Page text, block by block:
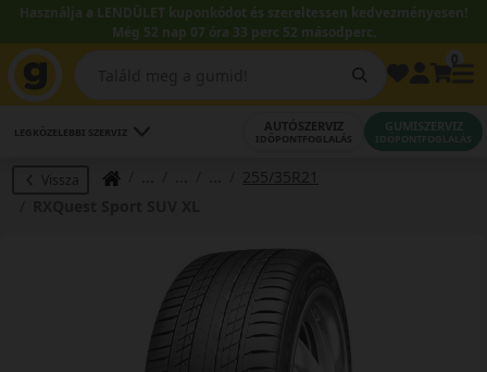
Használja a LENDÜLET kuponkódot és szereltessen kedvezményesen!
Még 52 nap 07 óra 33 perc 52 másodperc.
LEGKÖZELEBBI SZERVIZ AUTÓSZERVIZ
IDŐPONTFOGLALÁS
GUMISZERVIZ
IDŐPONTFOGLALÁS
Vissza
255/35R21